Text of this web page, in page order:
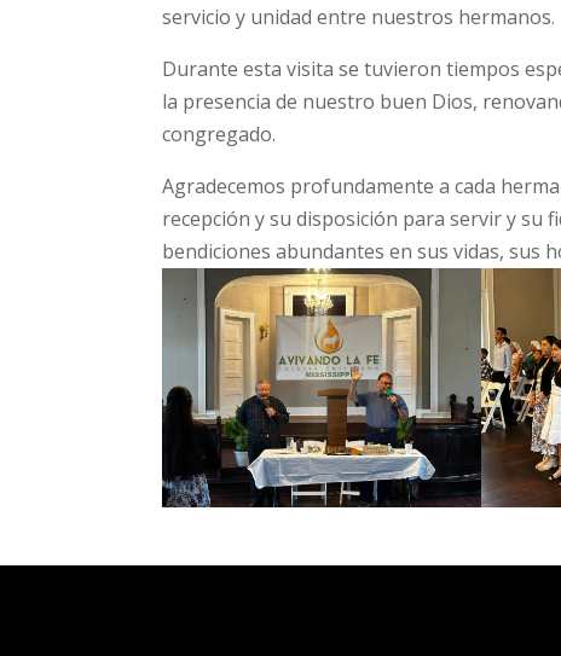
servicio y unidad entre nuestros hermanos.
Durante esta visita se tuvieron tiempos
la presencia de nuestro buen Dios,
congregado.
Agradecemos profundamente a cada
recepción y su disposición para servir y su
bendiciones abundantes en sus vidas, sus